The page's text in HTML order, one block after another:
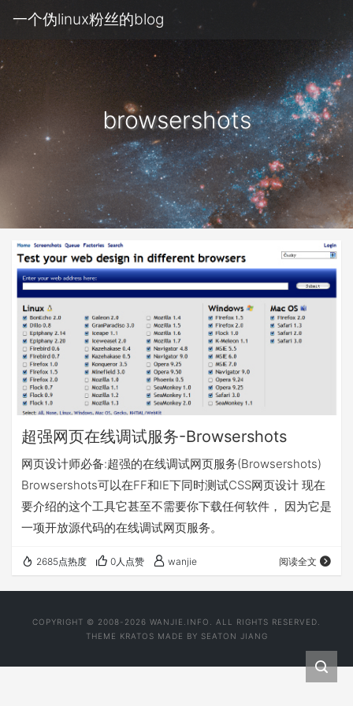
一个伪linux粉丝的blog
browsershots
超强网页在线调试服务-Browsershots
网页设计师必备:超强的在线调试网页服务(Browsershots)
Browsershots可以在FF和IE下同时测试CSS网页设计 现在
要介绍的这个工具它甚至不需要你下载任何软件， 因为它是
一项开放源代码的在线调试网页服务。
2685点热度 0人点赞 wanjie 阅读全文
COPYRIGHT © 2008-2026 WANJIE.INFO. ALL RIGHTS RESERVED.
THEME KRATOS MADE BY SEATON JIANG